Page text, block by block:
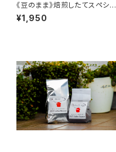
《豆のまま》焙煎したてスペシャ
ルティコーヒー｜100g×2種
送料無料 ポスト投函
¥1,950